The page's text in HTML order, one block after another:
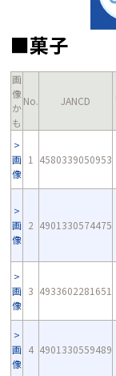
■菓子
画
像
か
も
No. JANCD
画
像
1 4580339050953
画
像
2 4901330574475
画
像
3 4933602281651
画
像
4 4901330559489